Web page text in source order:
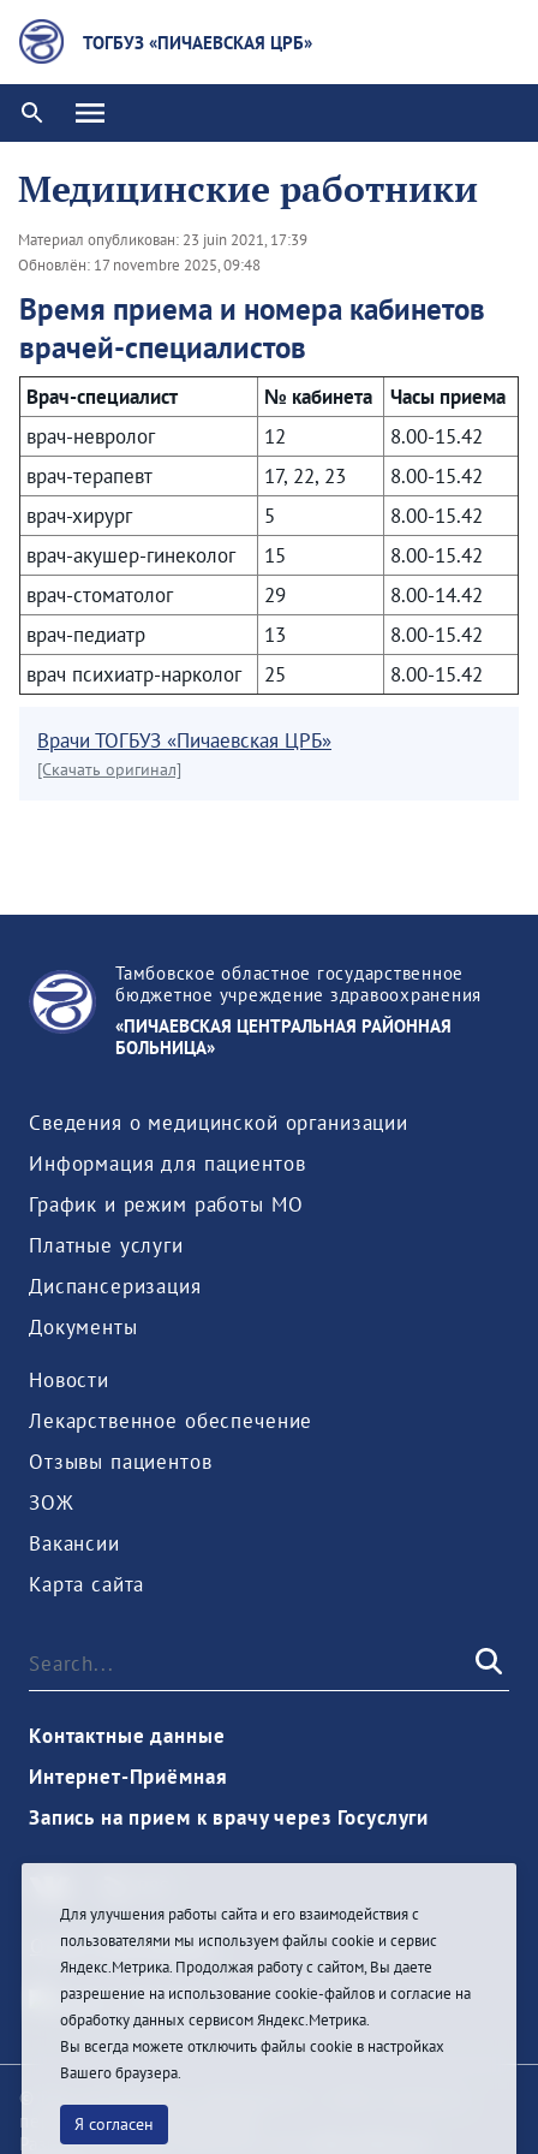
ТОГБУЗ «ПИЧАЕВСКАЯ ЦРБ»
Медицинские работники
Материал опубликован: 23 juin 2021, 17:39
Обновлён: 17 novembre 2025, 09:48
Время приема и номера кабинетов
врачей-специалистов
Врач-специалист № кабинета
Часы приема
врач-невролог
12
8.00-15.42
врач-терапевт
17, 22, 23
8.00-15.42
врач-хирург
5
8.00-15.42
врач-акушер-гинеколог
15
8.00-15.42
врач-стоматолог
29
8.00-14.42
врач-педиатр
13
8.00-15.42
врач психиатр-нарколог
25 8.00-15.42
Врачи ТОГБУЗ «Пичаевская ЦРБ»
[Скачать оригинал]
Тамбовское областное государственное
бюджетное учреждение здравоохранения
«ПИЧАЕВСКАЯ ЦЕНТРАЛЬНАЯ РАЙОННАЯ
БОЛЬНИЦА»
Сведения о медицинской организации
Информация для пациентов
График и режим работы МО
Платные услуги
Диспансеризация
Документы
Новости
Лекарственное обеспечение
Отзывы пациентов
ЗОЖ
Вакансии
Карта сайта
Контактные данные
Интернет-Приёмная
Запись на прием к врачу через Госуслуги
Ouvrir une session
© При цитировании информации с сайта ссылка на
первоисточник обязательна
Разработка и техподдержка сайта
Для улучшения работы сайта и его взаимодействия с
пользователями мы используем файлы cookie и сервис
Яндекс.Метрика. Продолжая работу с сайтом, Вы даете
разрешение на использование cookie-файлов и согласие на
обработку данных сервисом Яндекс.Метрика.
Вы всегда можете отключить файлы cookie в настройках
Вашего браузера.
Я согласен